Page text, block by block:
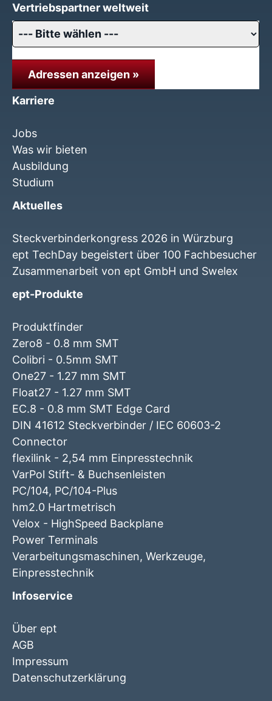
Vertriebspartner weltweit
Adressen anzeigen »
Karriere
Jobs
Was wir bieten
Ausbildung
Studium
Aktuelles
Steckverbinderkongress 2026 in Würzburg
ept TechDay begeistert über 100 Fachbesucher
Zusammenarbeit von ept GmbH und Swelex
ept-Produkte
Produktfinder
Zero8 - 0.8 mm SMT
Colibri - 0.5mm SMT
One27 - 1.27 mm SMT
Float27 - 1.27 mm SMT
EC.8 - 0.8 mm SMT Edge Card
DIN 41612 Steckverbinder / IEC 60603-2
Connector
flexilink - 2,54 mm Einpresstechnik
VarPol Stift- & Buchsenleisten
PC/104, PC/104-Plus
hm2.0 Hartmetrisch
Velox - HighSpeed Backplane
Power Terminals
Verarbeitungsmaschinen, Werkzeuge,
Einpresstechnik
Infoservice
Über ept
AGB
Impressum
Datenschutzerklärung